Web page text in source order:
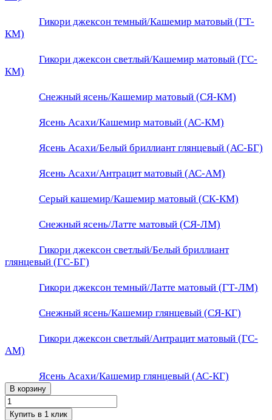
Гикори джексон темный/Кашемир матовый (ГТ-
КМ)
Гикори джексон светлый/Кашемир матовый (ГС-
КМ)
Снежный ясень/Кашемир матовый (СЯ-КМ)
Ясень Асахи/Кашемир матовый (АС-КМ)
Ясень Асахи/Белый бриллиант глянцевый (АС-БГ)
Ясень Асахи/Антрацит матовый (АС-АМ)
Серый кашемир/Кашемир матовый (СК-КМ)
Снежный ясень/Латте матовый (СЯ-ЛМ)
Гикори джексон светлый/Белый бриллиант
глянцевый (ГС-БГ)
Гикори джексон темный/Латте матовый (ГТ-ЛМ)
Снежный ясень/Кашемир глянцевый (СЯ-КГ)
Гикори джексон светлый/Антрацит матовый (ГС-
АМ)
Ясень Асахи/Кашемир глянцевый (АС-КГ)
В корзину
Купить в 1 клик